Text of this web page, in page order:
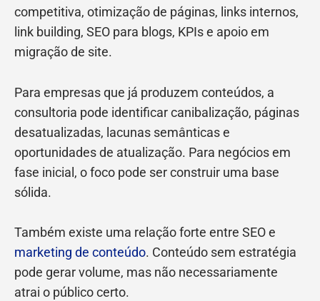
competitiva, otimização de páginas, links internos,
link building, SEO para blogs, KPIs e apoio em
migração de site.
Para empresas que já produzem conteúdos, a
consultoria pode identificar canibalização, páginas
desatualizadas, lacunas semânticas e
oportunidades de atualização. Para negócios em
fase inicial, o foco pode ser construir uma base
sólida.
Também existe uma relação forte entre SEO e
marketing de conteúdo. Conteúdo sem estratégia
pode gerar volume, mas não necessariamente
atrai o público certo.